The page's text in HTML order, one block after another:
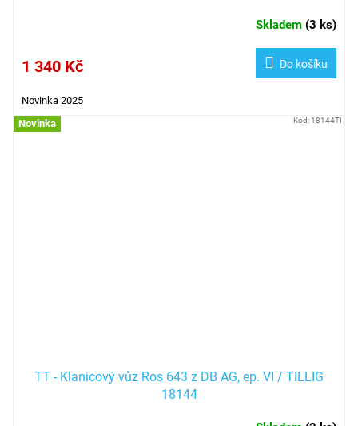
Skladem (3 ks)
1 340 Kč Do košíku
Novinka 2025
Novinka
TT - Klanicový vůz Ros 643 z DB AG, ep. VI / TILLIG
18144
Kód: 18144TI